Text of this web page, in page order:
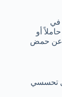
في
أو
عن حمض
تحسسي